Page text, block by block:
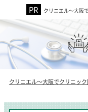
クリニエル～大阪
クリニエル～大阪でクリニッ